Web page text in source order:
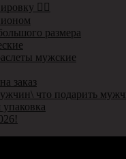
✍🏻
размера
мужские
заказ
что подарить